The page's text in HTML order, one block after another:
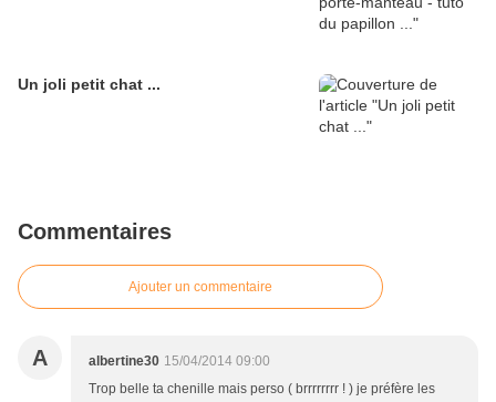
Un joli petit chat ...
Commentaires
Ajouter un commentaire
A albertine30 15/04/2014 09:00
Trop belle ta chenille mais perso ( brrrrrrrr ! ) je préfère les